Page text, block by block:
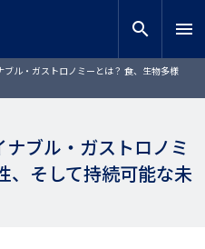
検索
search menu
ブル・ガストロノミーとは？ 食、生物多様
ブル・ガストロノミ
、そして持続可能な未